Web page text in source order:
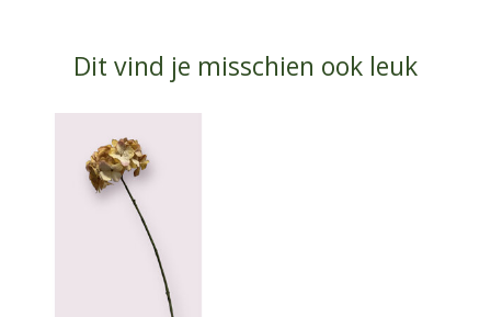
Dit vind je misschien ook leuk